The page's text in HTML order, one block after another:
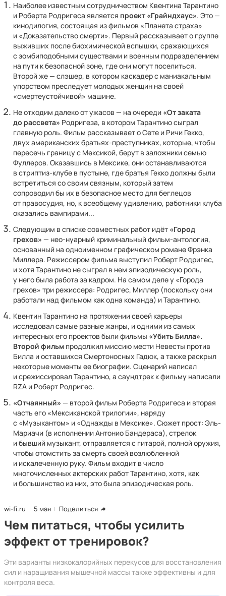
Наиболее известным сотрудничеством Квентина Тарантино
и Роберта Родригеса является проект «Грайндхаус». Это —
кинодилогия, состоящая из фильмов «Планета страха»
и «Доказательство смерти». Первый рассказывает о группе
выживших после биохимической вспышки, сражающихся
с зомбиподобными существами и военным подразделением
на пути к безопасной зоне, где они могут поселиться.
Второй же — слэшер, в котором каскадер с маниакальным
упорством преследует молодых женщин на своей
«смертеустойчивой» машине.
Не отходим далеко от ужасов — на очереди «От заката
до рассвета» Родригеза, в котором Тарантино сыграл
главную роль. Фильм рассказывает о Сете и Ричи Гекко,
двух американских братьях-преступниках, которые, чтобы
пересечь границу с Мексикой, берут в заложники семью
Фуллеров. Оказавшись в Мексике, они останавливаются
в стриптиз-клубе в пустыне, где братья Гекко должны были
встретиться со своим связным, который затем
сопроводил бы их в безопасное место для беглецов
от правосудия, но, к всеобщему удивлению, работники клуба
оказались вампирами...
Следующим в списке совместных работ идёт «Город
грехов» — нео-нуарный криминальный фильм-антология,
основанный на одноименном графическом романе Фрэнка
Миллера. Режиссером фильма выступил Роберт Родригес,
и хотя Тарантино не сыграл в нем эпизодическую роль,
у него была работа за кадром. На самом деле у «Города
грехов» три режиссера: Родригес, Миллер (поскольку они
работали над фильмом как одна команда) и Тарантино.
Квентин Тарантино на протяжении своей карьеры
исследовал самые разные жанры, и одними из самых
интересных его проектов были фильмы «Убить Билла».
Второй фильм продолжил миссию мести Невесты против
Билла и оставшихся Смертоносных Гадюк, а также раскрыл
некоторые моменты ее биографии. Сценарий написал
и срежиссировал Тарантино, а саундтрек к фильму написали
RZA и Роберт Родригес.
«Отчаянный» — второй фильм Роберта Родригеса и вторая
часть его «Мексиканской трилогии», наряду
с «Музыкантом» и «Однажды в Мексике». Сюжет прост: Эль-
Мариачи (в исполнении Антонио Бандераса), стрелок
и бывший музыкант, отправляется с гитарой, полной оружия,
чтобы отомстить за смерть своей возлюбленной
и искалеченную руку. Фильм входит в число
многочисленных актерских работ Тарантино, хотя, как
и большинство из них, это была эпизодическая роль.
wi-fi.ru 5 мая Поделиться
Чем питаться, чтобы усилить
эффект от тренировок?
Эти варианты низкокалорийных перекусов для восстановления
сил и наращивания мышечной массы также эффективны и для
контроля веса.